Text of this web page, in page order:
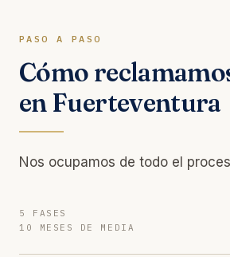
PASO A PASO
Cómo
en Fuerteventura
Nos ocupamos de todo el
5 FASES
10 MESES DE MEDIA